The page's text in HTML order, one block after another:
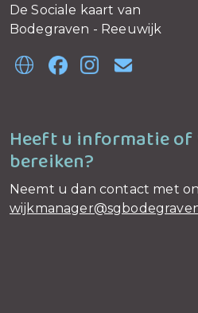
De Sociale kaart van
Bodegraven - Reeuwijk
Heeft u informatie
bereiken?
Neemt u dan contact met